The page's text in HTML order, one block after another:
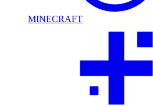
MINECRAFT